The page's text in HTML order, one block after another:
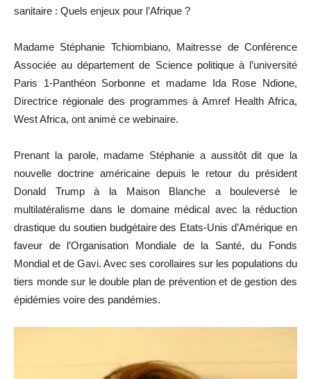
sanitaire : Quels enjeux pour l’Afrique ?
Madame Stéphanie Tchiombiano, Maitresse de Conférence
Associée au département de Science politique à l’université
Paris 1-Panthéon Sorbonne et madame Ida Rose Ndione,
Directrice régionale des programmes à Amref Health Africa,
West Africa, ont animé ce webinaire.
Prenant la parole, madame Stéphanie a aussitôt dit que la
nouvelle doctrine américaine depuis le retour du président
Donald Trump à la Maison Blanche a bouleversé le
multilatéralisme dans le domaine médical avec la réduction
drastique du soutien budgétaire des Etats-Unis d’Amérique en
faveur de l’Organisation Mondiale de la Santé, du Fonds
Mondial et de Gavi. Avec ses corollaires sur les populations du
tiers monde sur le double plan de prévention et de gestion des
épidémies voire des pandémies.